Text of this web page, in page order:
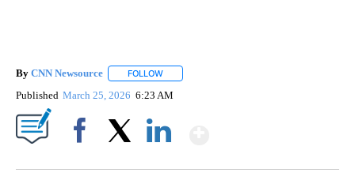
By CNN Newsource FOLLOW
Published March 25, 2026 6:23 AM